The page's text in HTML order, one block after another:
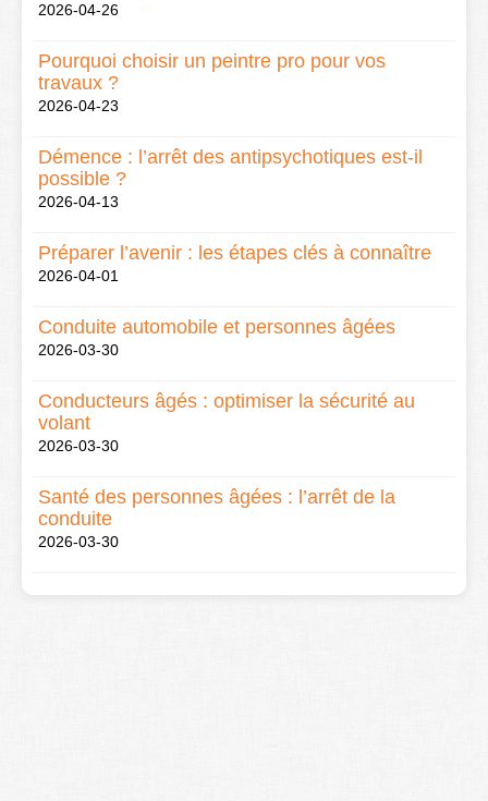
2026-04-26
Pourquoi choisir un peintre pro pour vos
travaux ?
2026-04-23
Démence : l’arrêt des antipsychotiques est-il
possible ?
2026-04-13
Préparer l’avenir : les étapes clés à connaître
2026-04-01
Conduite automobile et personnes âgées
2026-03-30
Conducteurs âgés : optimiser la sécurité au
volant
2026-03-30
Santé des personnes âgées : l’arrêt de la
conduite
2026-03-30